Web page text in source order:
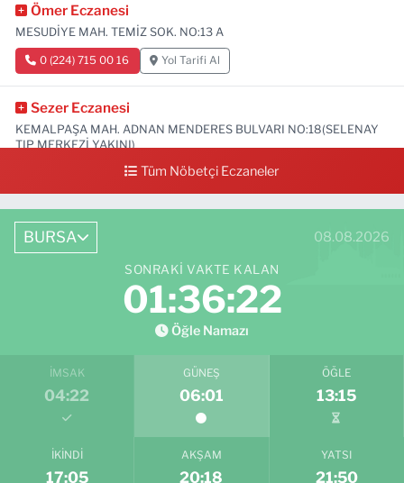
Ömer Eczanesi
MESUDİYE MAH. TEMİZ SOK. NO:13 A
0 (224) 715 00 16 Yol Tarifi Al
Sezer Eczanesi
KEMALPAŞA MAH. ADNAN MENDERES BULVARI NO:18(SELENAY
TIP MERKEZİ YAKINI)
0 (224) 711 64 49 Yol Tarifi Al
Tüm Nöbetçi Eczaneler
BURSA 08.08.2026
SONRAKI VAKTE KALAN
01:36:21
Öğle Namazı
İMSAK
04:22
GÜNEŞ
06:01
ÖĞLE
13:15
İKINDI
17:05
AKŞAM
20:18
YATSI
21:50